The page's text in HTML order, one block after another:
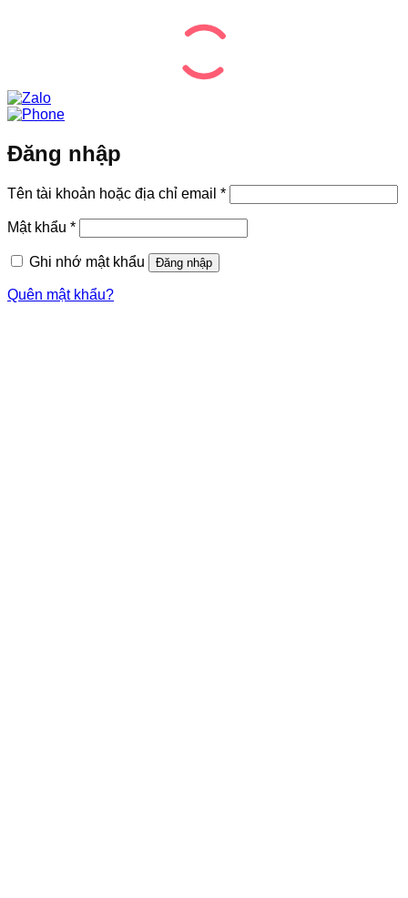
Đăng nhập
Tên tài khoản hoặc địa chỉ email *Bắt
buộc
Mật khẩu *Bắt
buộc
Ghi nhớ mật khẩu
Đăng nhập
Quên mật khẩu?